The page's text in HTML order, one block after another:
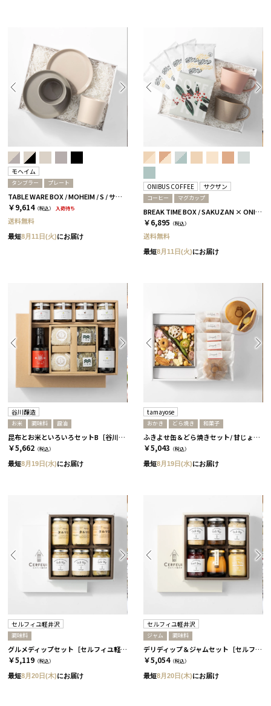
モヘイム
タンブラー プレート
TABLE WARE BOX / MOHEIM / S / サンドホワイト＆グレー
￥9,614（税込） 入荷待ち
送料無料
最短8月11日(火)にお届け
ONIBUS COFFEE サクザン
コーヒー マグカップ
BREAK TIME BOX / SAKUZAN × ONIBUS COFFEE グレージュ＆コーラルベージュ
￥6,895 （税込）
送料無料
最短8月11日(火)にお届け
谷川醸造
お米 調味料 醤油
昆布とお米といろいろセットB［谷川醸造］
￥5,662 （税込）
最短8月19日(水)にお届け
tamayose
おかき どら焼き 和菓子
ふきよせ缶＆どら焼きセット/ 甘じょっぱい缶［tamayose］
￥5,043 （税込）
最短8月19日(水)にお届け
セルフィユ軽井沢
調味料
グルメディップセット［セルフィユ軽井沢］
￥5,119 （税込）
最短8月20日(木)にお届け
セルフィユ軽井沢
ジャム 調味料
デリディップ＆ジャムセット［セルフィユ軽井沢］
￥5,054（税込）
最短8月20日(木)にお届け